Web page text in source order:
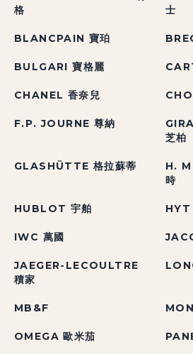
格
士
BLANCPAIN 寶珀
BULGARI 寶格麗
CHANEL 香奈兒
F.P. JOURNE 尊納
芝柏
GLASHÜTTE 格拉蘇蒂
H.
時
HUBLOT 宇舶 HYT
IWC 萬國
JAEGER-LECOULTRE
積家
MB&F
OMEGA 歐米茄